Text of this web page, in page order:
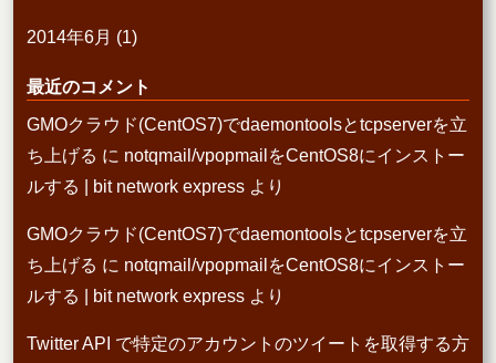
2014年6月 (1)
最近のコメント
GMOクラウド(CentOS7)でdaemontoolsとtcpserverを立
ち上げる に notqmail/vpopmailをCentOS8にインストー
ルする | bit network express より
GMOクラウド(CentOS7)でdaemontoolsとtcpserverを立
ち上げる に notqmail/vpopmailをCentOS8にインストー
ルする | bit network express より
Twitter API で特定のアカウントのツイートを取得する方